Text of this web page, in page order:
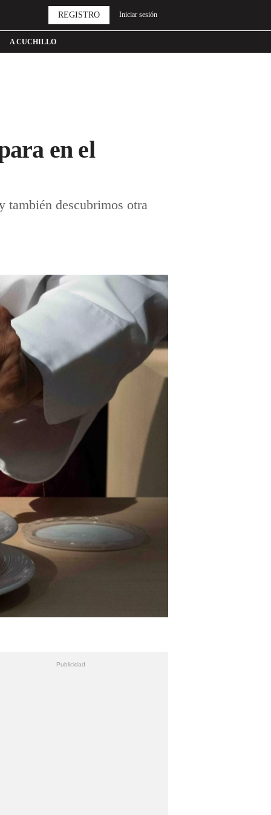
A CUCHILLO
REGISTRO Iniciar sesión
en el
también descubrimos otra